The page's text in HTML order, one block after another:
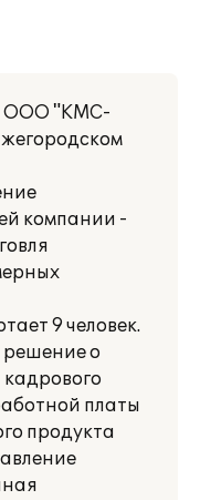
ООО "КМС-
компании -
9 человек.
о
платы
продукта